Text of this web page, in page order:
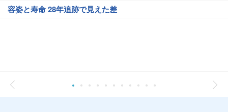
容姿と寿命 28年追跡で見えた差